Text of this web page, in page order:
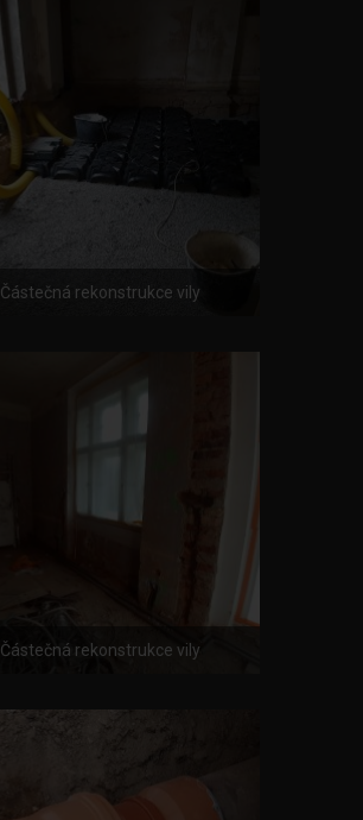
Částečná rekonstrukce vily
Částečná rekonstrukce vily